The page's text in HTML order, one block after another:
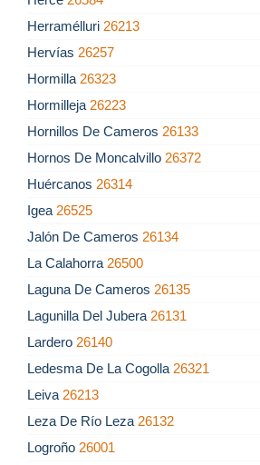
Herramélluri 26213
Hervías 26257
Hormilla 26323
Hormilleja 26223
Hornillos De Cameros 26133
Hornos De Moncalvillo 26372
Huércanos 26314
Igea 26525
Jalón De Cameros 26134
La Calahorra 26500
Laguna De Cameros 26135
Lagunilla Del Jubera 26131
Lardero 26140
Ledesma De La Cogolla 26321
Leiva 26213
Leza De Río Leza 26132
Logroño 26001